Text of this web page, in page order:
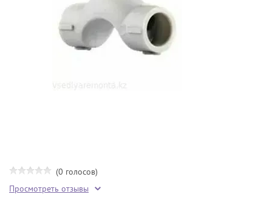
(0 голосов)
Просмотреть отзывы